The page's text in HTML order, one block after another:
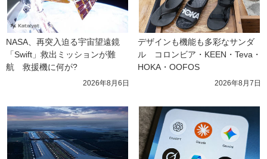
NASA、再突入迫る宇宙望遠鏡
「Swift」救出ミッションが難
航　救援機に何が?
2026年8月6日
デザインも機能も多彩なサンダ
ル　コロンビア・KEEN・Teva・
HOKA・OOFOS
2026年8月7日